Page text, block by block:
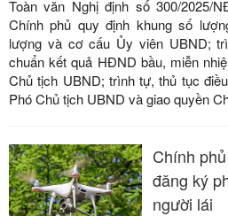
Toàn văn Nghị định số 300/2025/
Chính phủ quy định khung số
lượng và cơ cấu Ủy viên UBND;
chuẩn kết quả HĐND bầu, miễn
Chủ tịch UBND; trình tự, thủ tục
Phó Chủ tịch UBND và giao quyền
Chính
đăng ký
người lái